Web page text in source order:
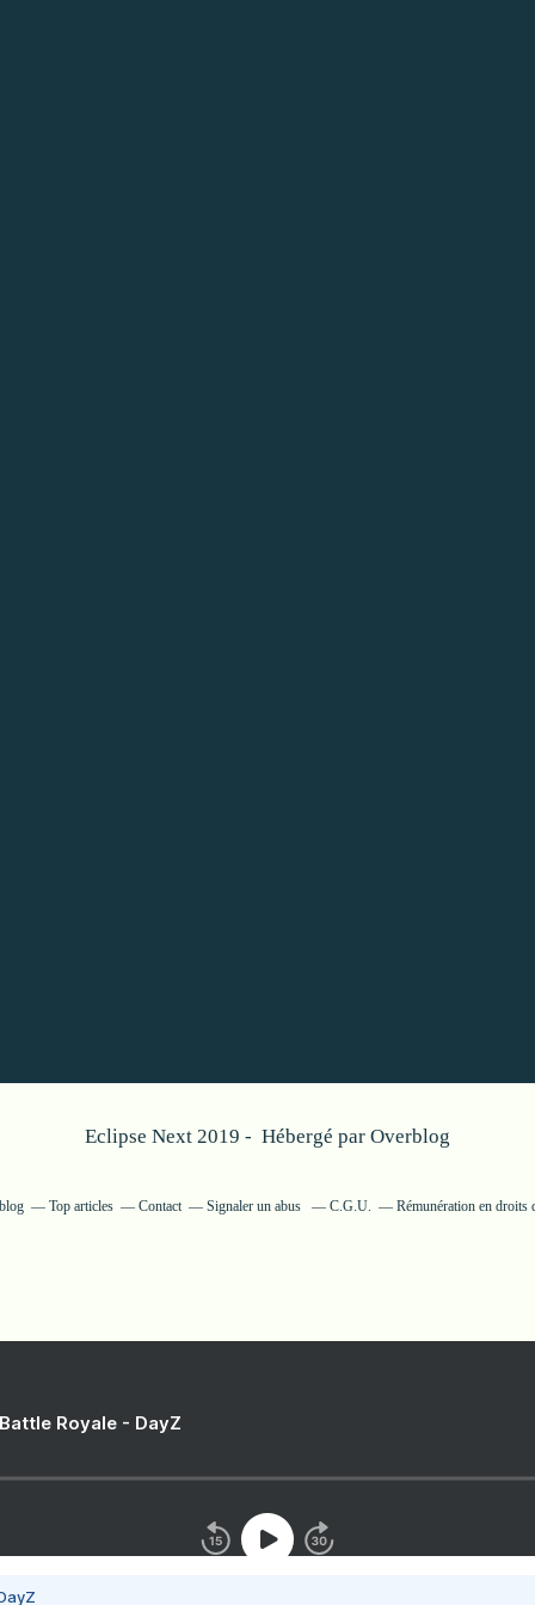
Eclipse Next 2019 - Hébergé par Overblog
Top articles Contact Signaler un abus C.G.U. Rémunération en droits
Royale - DayZ